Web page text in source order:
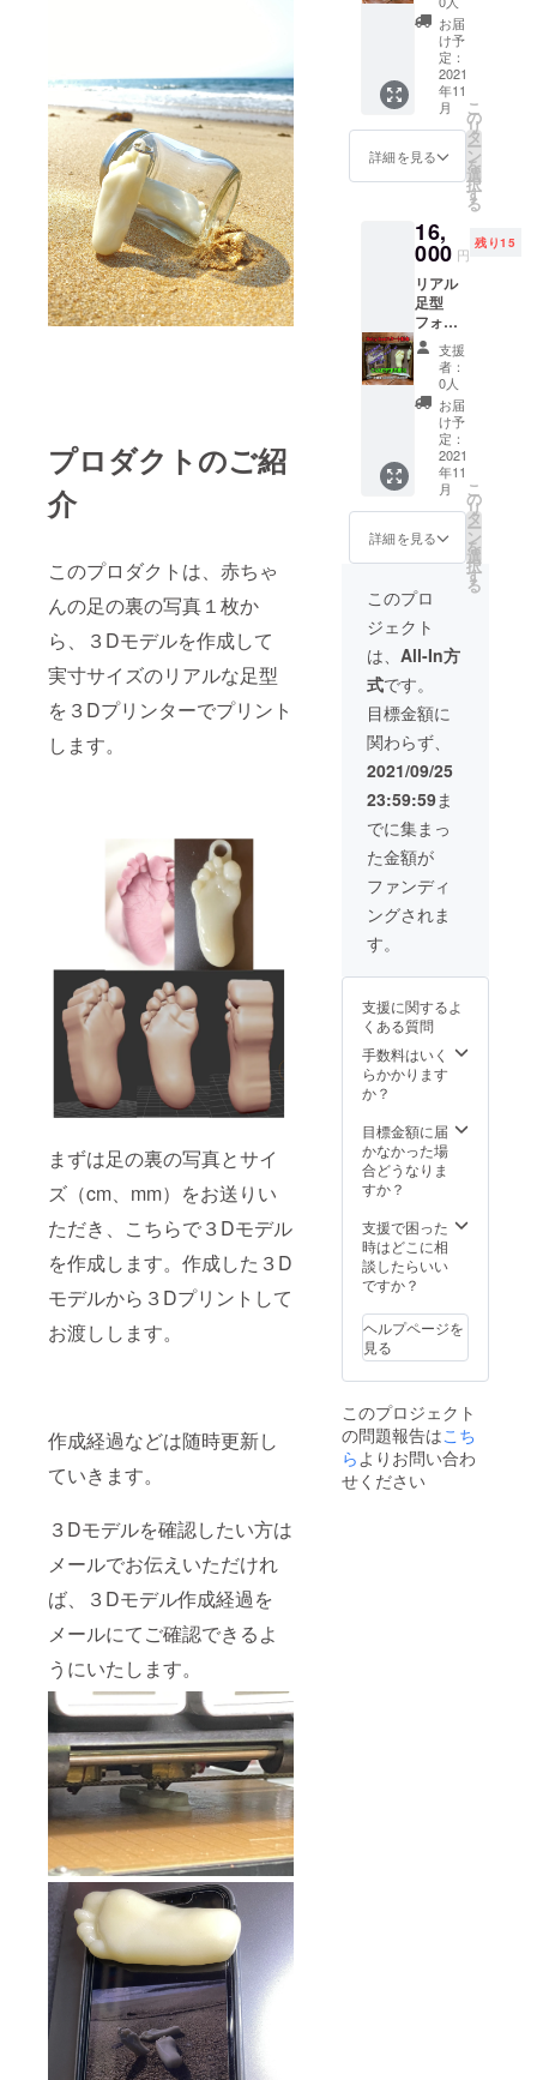
プロダクトのご紹
介
このプロダクトは、赤ちゃ
んの足の裏の写真１枚か
ら、３Dモデルを作成して
実寸サイズのリアルな足型
を３Dプリンターでプリント
します。
まずは足の裏の写真とサイ
ズ（cm、mm）をお送りい
ただき、こちらで３Dモデル
を作成します。作成した３D
モデルから３Dプリントして
お渡しします。
作成経過などは随時更新し
ていきます。
３Dモデルを確認したい方は
メールでお伝えいただけれ
ば、３Dモデル作成経過を
メールにてご確認できるよ
うにいたします。
小型
キーホ
ルダー
なので
４cmに
なりま
す。）
さい。
サイズ
は小型
キーホ
ルダー
なので
４cmに
す。）
のメー
ルにて
足の写
真とサ
イズを
お送り
くださ
い。）
す。 支
援額、
種類関
係無
く、支
援頂い
た順番
で製作
援数が
多い時
は納期
が遅れ
る場合
もござ
いま
す。 備
考（支
援お礼
のメー
ルにて
足の写
真と足
のサイ
ズをお
送りく
）
ル足型
キーホ
ダー
×１個
支援お
礼の
メール
リアル
足型付
トフ
レーム1
個とリ
アル足
型キー
ホル
ダー1個
のセッ
トにな
りま
す。 支
援額、
種類関
係無
く、支
援頂い
た順番
ますの
で、 支
援数が
多い時
は納期
が遅れ
る場合
もござ
いま
す。 備
考（支
援お礼
のメー
ルにて
足の写
真と足
のサイ
ズをお
い。）
お届
け予
定：
2021
年11
月
詳細を見る
こ
の
リ
タ
ー
ン
を
選
択
す
る
16,
000 円
残り15
リアル
足型
フォト
フレー
ム ×２
個 ４cm
足型
キーホ
ダー
×２
個 支援
お礼の
メール
リアル
足型付
きフォ
トフ
レーム
２個と
４cm足
型キー
ホル
ダー2個
のセッ
トにな
りま
す。 支
援額、
種類関
係無
く、支
援頂い
た順番
ますの
援数が
多い時
は納期
が遅れ
る場合
いま
す。 備
考（支
援お礼
ルにて
足の写
真と足
のサイ
送りく
ださ
い。）
支援
者：
0人
お届
け予
定：
2021
年11
月
詳細を見る
こ
の
リ
タ
ー
ン
を
選
択
す
る
このプロ
ジェクト
は、 All-In方
式です。
目標金額に
関わらず、
2021/09/25
23:59:59ま
でに集まっ
た金額が
ファンディ
ングされま
す。
支援に関するよ
くある質問
手数料はいく
らかかります
か？
目標金額に届
かなかった場
合どうなりま
すか？
支援で困った
時はどこに相
談したらいい
ですか？
ヘルプページを
見る
このプロジェクト
の問題報告はこち
らよりお問い合わ
せください